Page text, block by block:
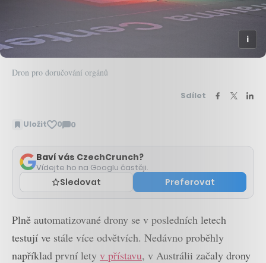
Dron pro doručování orgánů
Sdílet
Uložit 0 0
Zobrazit
Baví vás CzechCrunch?
Vídejte ho na Googlu častěji.
Sledovat Preferovat
Plně automatizované drony se v posledních letech
testují ve stále více odvětvích. Nedávno proběhly
například první lety v přístavu, v Austrálii začaly drony